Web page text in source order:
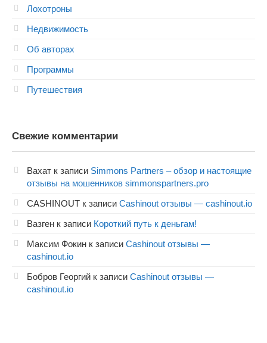
Лохотроны
Недвижимость
Об авторах
Программы
Путешествия
Свежие комментарии
Вахат к записи Simmons Partners – обзор и настоящие
отзывы на мошенников simmonspartners.pro
CASHINOUT к записи Cashinout отзывы — cashinout.io
Вазген к записи Короткий путь к деньгам!
Максим Фокин к записи Cashinout отзывы —
cashinout.io
Бобров Георгий к записи Cashinout отзывы —
cashinout.io